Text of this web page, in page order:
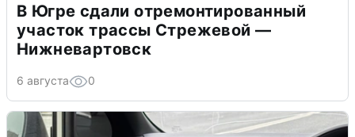
В Югре сдали отремонтированный
участок трассы Стрежевой —
Нижневартовск
6 августа 0